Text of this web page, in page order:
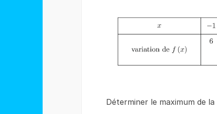
Déterminer le maximum de